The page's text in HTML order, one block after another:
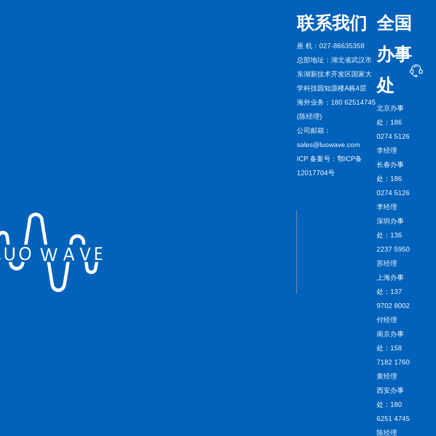
联系我们
座 机：027-86635358
总部地址：湖北省武汉市
东湖新技术开发区国家大
学科技园知源楼A栋4层
海外业务：180 62514745
(陈经理)
公司邮箱：
sales@luowave.com
ICP 备案号： 鄂ICP备
12017704号
全国
办事
处
北京办事
处：186
0274 5126
李经理
长春办事
处：186
0274 5126
李经理
深圳办事
处：136
2237 5950
苏经理
上海办事
处：137
9702 8002
付经理
南京办事
处：158
7182 1760
黄经理
西安办事
处：180
6251 4745
陈经理